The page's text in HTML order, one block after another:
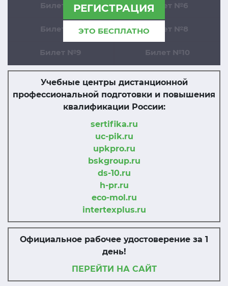
РЕГИСТРАЦИЯ
ЭТО БЕСПЛАТНО
Билет №5 Билет №6
Билет №7 Билет №8
Билет №9 Билет №10
Учебные центры дистанционной
профессиональной подготовки и повышения
квалификации России:
sertifika.ru
uc-pik.ru
upkpro.ru
bskgroup.ru
ds-10.ru
h-pr.ru
eco-mol.ru
intertexplus.ru
Официальное рабочее удостоверение за 1
день!
ПЕРЕЙТИ НА САЙТ